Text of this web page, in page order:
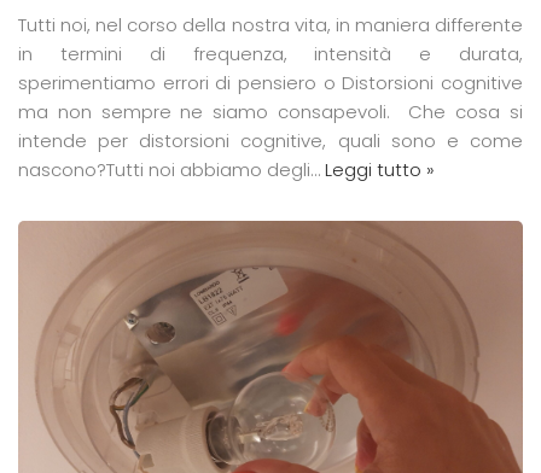
Tutti noi, nel corso della nostra vita, in maniera differente
in termini di frequenza, intensità e durata,
sperimentiamo errori di pensiero o Distorsioni cognitive
ma non sempre ne siamo consapevoli. Che cosa si
intende per distorsioni cognitive, quali sono e come
nascono?Tutti noi abbiamo degli…Leggi tutto »